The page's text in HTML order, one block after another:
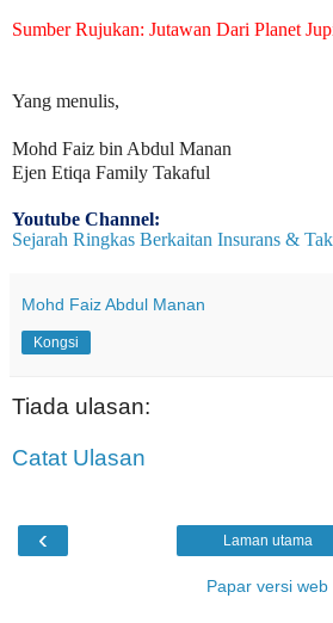
Sumber Rujukan: Jutawan Dari Planet
Yang menulis,
Mohd Faiz bin Abdul Manan
Ejen Etiqa Family Takaful
Youtube Channel:
Sejarah Ringkas Berkaitan Insurans &
Mohd Faiz Abdul Manan
Kongsi
Tiada ulasan:
Catat Ulasan
‹ Laman utama
Papar versi web